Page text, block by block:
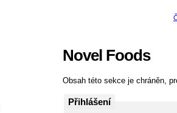
Novel Foods
Obsah této sekce je chráněn,
Přihlášení